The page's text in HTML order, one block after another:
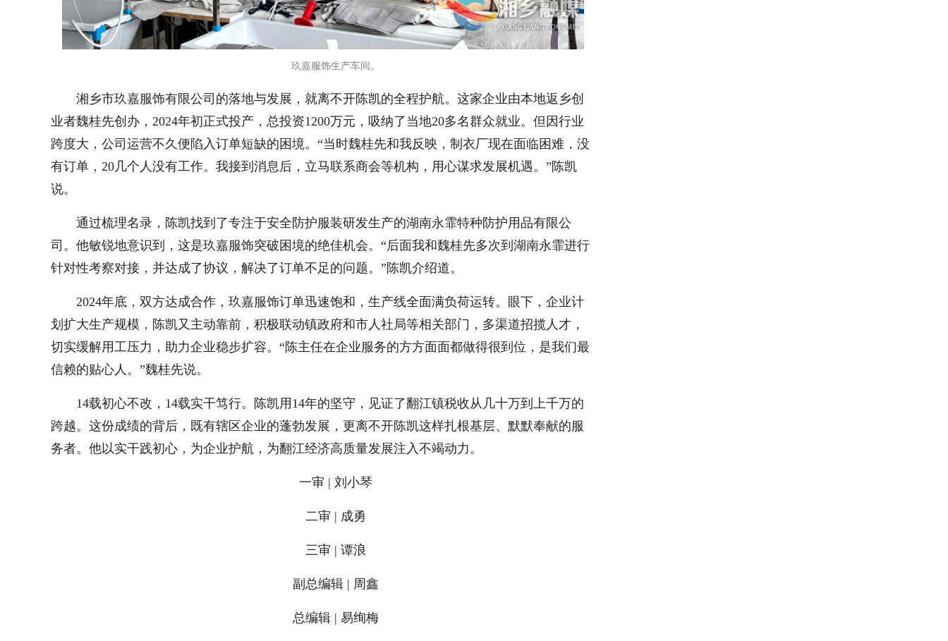
玖嘉服饰生产车间。
湘乡市玖嘉服饰有限公司的落地与发展，就离不开陈凯的全程护航。这家企业由本地返乡创
业者魏桂先创办，2024年初正式投产，总投资1200万元，吸纳了当地20多名群众就业。但因行业
跨度大，公司运营不久便陷入订单短缺的困境。“当时魏桂先和我反映，制衣厂现在面临困难，没
有订单，20几个人没有工作。我接到消息后，立马联系商会等机构，用心谋求发展机遇。”陈凯
说。
通过梳理名录，陈凯找到了专注于安全防护服装研发生产的湖南永霏特种防护用品有限公
司。他敏锐地意识到，这是玖嘉服饰突破困境的绝佳机会。“后面我和魏桂先多次到湖南永霏进行
针对性考察对接，并达成了协议，解决了订单不足的问题。”陈凯介绍道。
2024年底，双方达成合作，玖嘉服饰订单迅速饱和，生产线全面满负荷运转。眼下，企业计
划扩大生产规模，陈凯又主动靠前，积极联动镇政府和市人社局等相关部门，多渠道招揽人才，
切实缓解用工压力，助力企业稳步扩容。“陈主任在企业服务的方方面面都做得很到位，是我们最
信赖的贴心人。”魏桂先说。
14载初心不改，14载实干笃行。陈凯用14年的坚守，见证了翻江镇税收从几十万到上千万的
跨越。这份成绩的背后，既有辖区企业的蓬勃发展，更离不开陈凯这样扎根基层、默默奉献的服
务者。他以实干践初心，为企业护航，为翻江经济高质量发展注入不竭动力。
一审 | 刘小琴
二审 | 成勇
三审 | 谭浪
副总编辑 | 周鑫
总编辑 | 易绚梅